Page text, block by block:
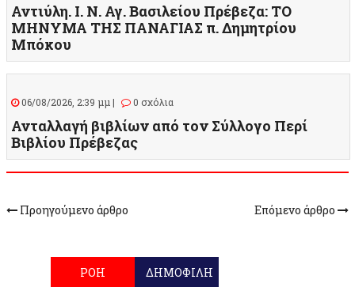
Αντιύλη. Ι. Ν. Αγ. Βασιλείου Πρέβεζα: ΤΟ
ΜΗΝΥΜΑ ΤΗΣ ΠΑΝΑΓΙΑΣ π. Δημητρίου
Μπόκου
06/08/2026, 2:39 μμ | 0 σχόλια
Ανταλλαγή βιβλίων από τον Σύλλογο Περί
Βιβλίου Πρέβεζας
Προηγούμενο άρθρο Επόμενο άρθρο
ΡΟΗ ΔΗΜΟΦΙΛΗ